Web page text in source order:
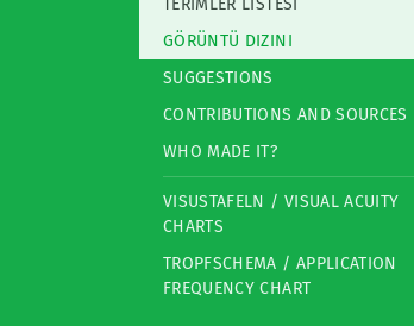
TERIMLER LISTESI
GÖRÜNTÜ DIZINI
SUGGESTIONS
CONTRIBUTIONS AND SOURCES
WHO MADE IT?
VISUSTAFELN / VISUAL ACUITY
CHARTS
TROPFSCHEMA / APPLICATION
FREQUENCY CHART